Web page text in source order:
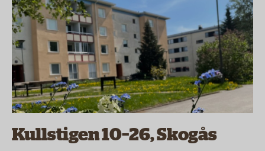
Kullstigen 10–26, Skogås